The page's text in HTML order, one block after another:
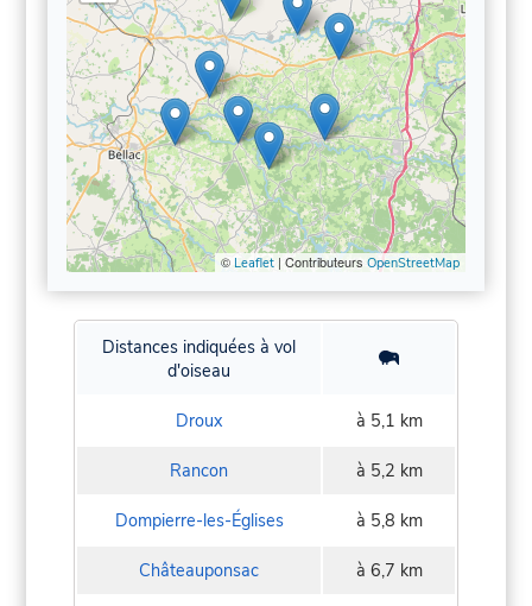
© Leaflet| Contributeurs OpenStreetMap
Distances indiquées à vol
d'oiseau
Droux à 5,1 km
Rancon à 5,2 km
Dompierre-les-Églises à 5,8 km
Châteauponsac à 6,7 km